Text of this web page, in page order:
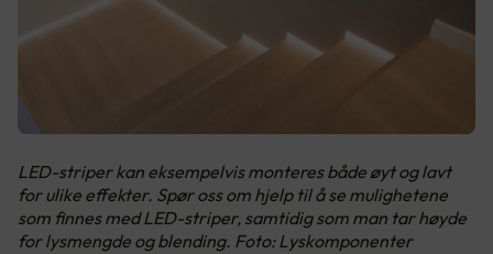
LED-striper kan eksempelvis monteres både øyt og lavt
for ulike effekter. Spør oss om hjelp til å se mulighetene
som finnes med LED-striper, samtidig som man tar høyde
for lysmengde og blending. Foto: Lyskomponenter